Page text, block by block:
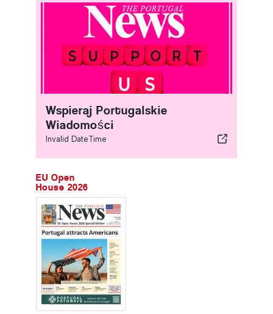
Wspieraj Portugalskie
Wiadomości
Invalid DateTime
EU Open
House 2026